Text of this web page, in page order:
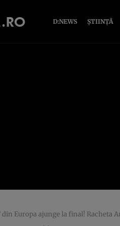
D:NEWS ȘTIINȚĂ
din Europa ajunge la final! Racheta